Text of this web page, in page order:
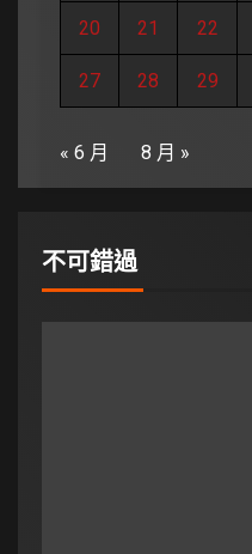
20 21 22
27 28 29
« 6 月 8 月 »
不可錯過